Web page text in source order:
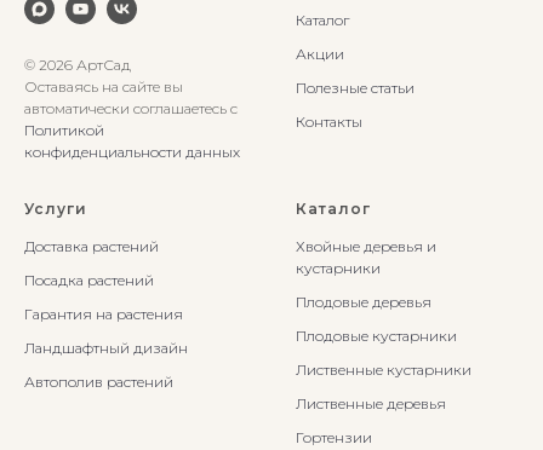
© 2026 АртСад
Оставаясь на сайте вы
автоматически соглашаетесь с
Политикой
конфиденциальности данных
Каталог
Акции
Полезные статьи
Контакты
Услуги
Доставка растений
Посадка растений
Гарантия на растения
Ландшафтный дизайн
Автополив растений
Каталог
Хвойные деревья и
кустарники
Плодовые деревья
Плодовые кустарники
Лиственные кустарники
Лиственные деревья
Гортензии